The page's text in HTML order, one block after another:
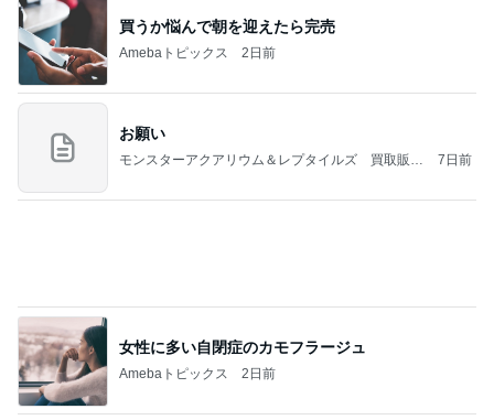
買うか悩んで朝を迎えたら完売
Amebaトピックス 2日前
お願い
モンスターアクアリウム＆レプタイルズ 買取販売
7日前
女性に多い自閉症のカモフラージュ
Amebaトピックス 2日前